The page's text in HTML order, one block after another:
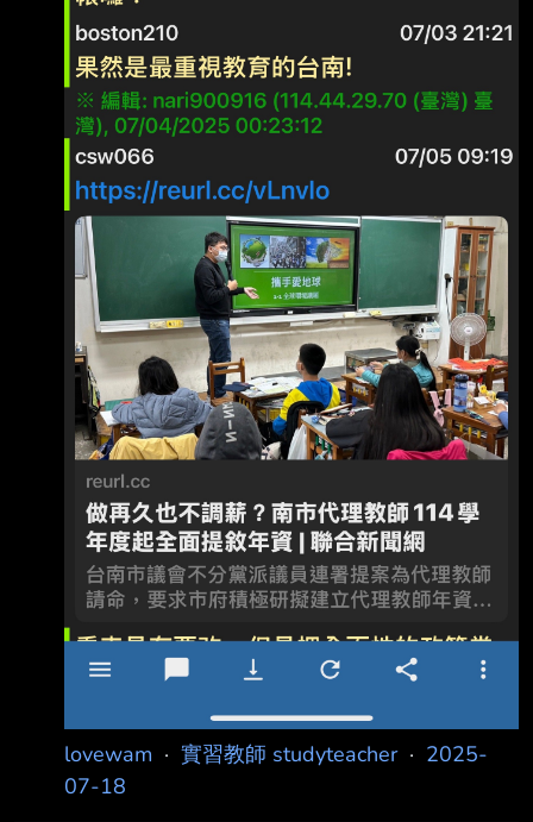
lovewam · 實習教師 studyteacher· 2025-
07-18